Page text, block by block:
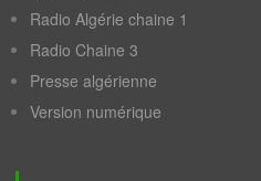
Radio Algérie chaine 1
Radio Chaine 3
Presse algérienne
Version numérique